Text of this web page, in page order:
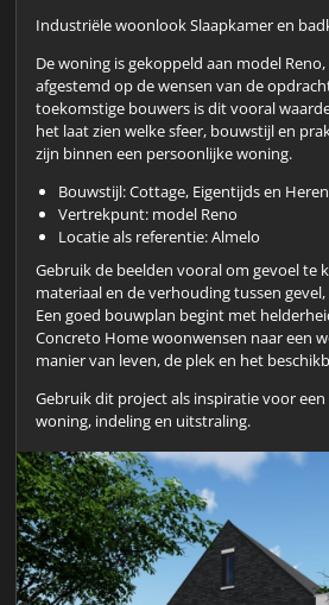
Industriële woonlook Slaapkamer en
De woning is gekoppeld aan model
afgestemd op de wensen van de
toekomstige bouwers is dit vooral
het laat zien welke sfeer, bouwstijl en
zijn binnen een persoonlijke woning.
Bouwstijl: Cottage, Eigentijds en
Vertrekpunt: model Reno
Locatie als referentie: Almelo
Gebruik de beelden vooral om gevoel te
materiaal en de verhouding tussen
Een goed bouwplan begint met
Concreto Home woonwensen naar een
manier van leven, de plek en het
Gebruik dit project als inspiratie voor
woning, indeling en uitstraling.